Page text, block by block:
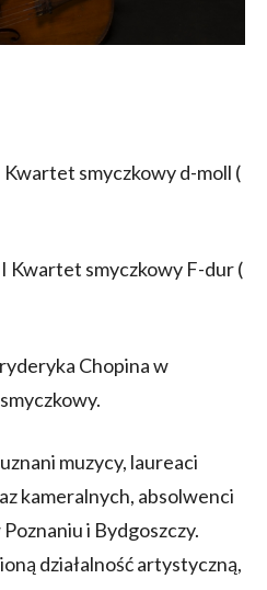
Kwartet smyczkowy d-moll (
Kwartet smyczkowy F-dur (
Chopina w
muzycy, laureaci
kameralnych, absolwenci
i Bydgoszczy.
działalność artystyczną,